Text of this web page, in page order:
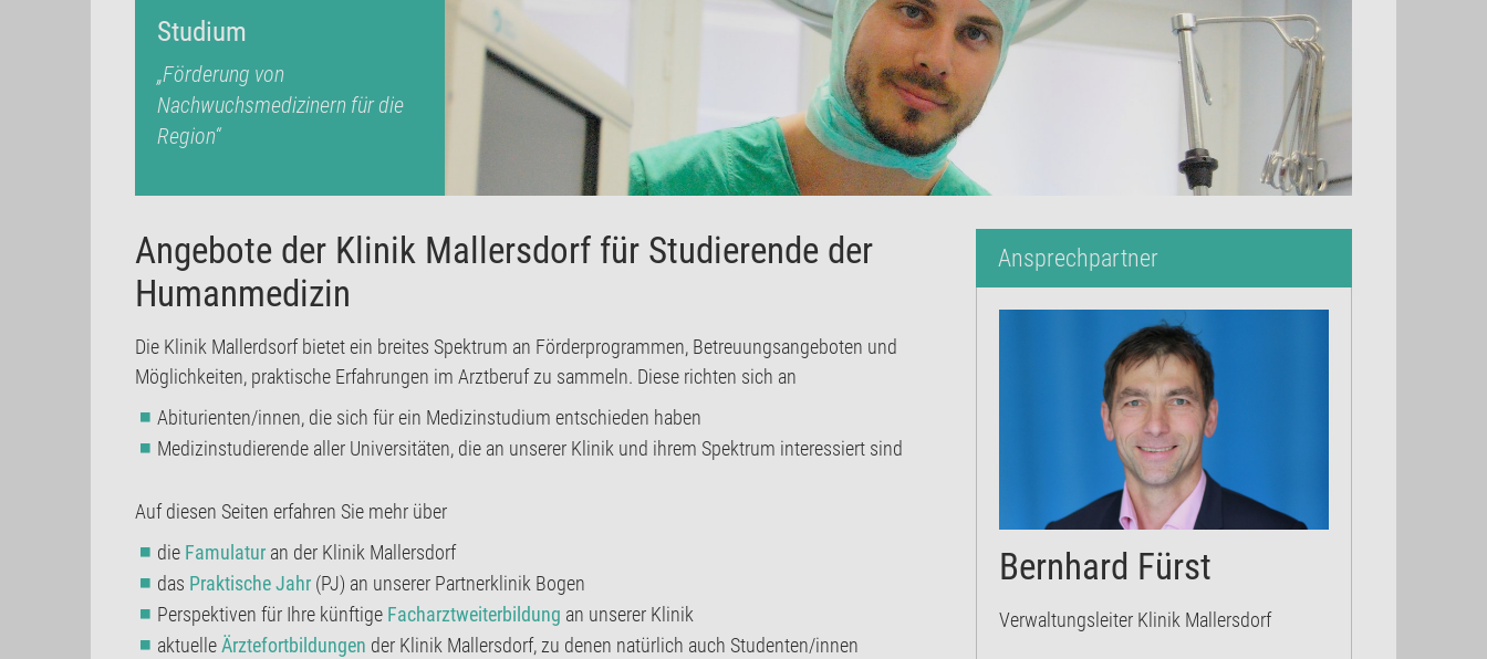
Studium
„Förderung von
Nachwuchsmedizinern für die
Region“
Angebote der Klinik Mallersdorf für Studierende der
Humanmedizin
Die Klinik Mallerdsorf bietet ein breites Spektrum an Förderprogrammen, Betreuungsangeboten und
Möglichkeiten, praktische Erfahrungen im Arztberuf zu sammeln. Diese richten sich an
Abiturienten/innen, die sich für ein Medizinstudium entschieden haben
Medizinstudierende aller Universitäten, die an unserer Klinik und ihrem Spektrum interessiert sind
Auf diesen Seiten erfahren Sie mehr über
die Famulatur an der Klinik Mallersdorf
das Praktische Jahr (PJ) an unserer Partnerklinik Bogen
Perspektiven für Ihre künftige Facharztweiterbildung an unserer Klinik
aktuelleÄrztefortbildungen der Klinik Mallersdorf, zu denen natürlich auch Studenten/innen
Ansprechpartner
Bernhard Fürst
Verwaltungsleiter Klinik Mallersdorf